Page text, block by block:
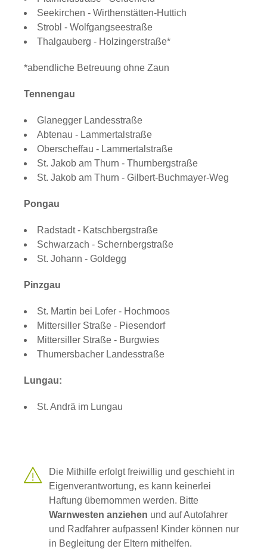
Seekirchen - Wirthenstätten-Huttich
Strobl - Wolfgangseestraße
Thalgauberg - Holzingerstraße*
*abendliche Betreuung ohne Zaun
Tennengau
Glanegger Landesstraße
Abtenau - Lammertalstraße
Oberscheffau - Lammertalstraße
St. Jakob am Thurn - Thurnbergstraße
St. Jakob am Thurn - Gilbert-Buchmayer-Weg
Pongau
Radstadt - Katschbergstraße
Schwarzach - Schernbergstraße
St. Johann - Goldegg
Pinzgau
St. Martin bei Lofer - Hochmoos
Mittersiller Straße - Piesendorf
Mittersiller Straße - Burgwies
Thumersbacher Landesstraße
Lungau:
St. Andrä im Lungau
Die Mithilfe erfolgt freiwillig und geschieht in
Eigenverantwortung, es kann keinerlei
Haftung übernommen werden. Bitte
Warnwesten anziehen und auf Autofahrer
und Radfahrer aufpassen! Kinder können nur
in Begleitung der Eltern mithelfen.